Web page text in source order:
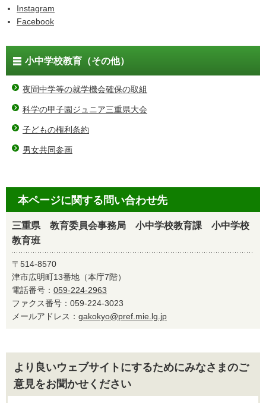
Instagram
Facebook
小中学校教育（その他）
夜間中学等の就学機会確保の取組
科学の甲子園ジュニア三重県大会
子どもの権利条約
男女共同参画
本ページに関する問い合わせ先
三重県 教育委員会事務局 小中学校教育課 小中学校
教育班
〒514-8570
津市広明町13番地（本庁7階）
電話番号： 059-224-2963
ファクス番号：059-224-3023
メールアドレス： gakokyo@pref.mie.lg.jp
より良いウェブサイトにするためにみなさまのご
意見をお聞かせください